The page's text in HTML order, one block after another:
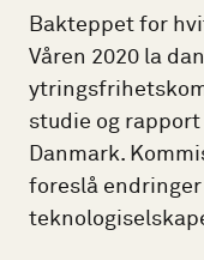
Bakteppet for
Våren 2020 la
studie og
Danmark.
foreslå